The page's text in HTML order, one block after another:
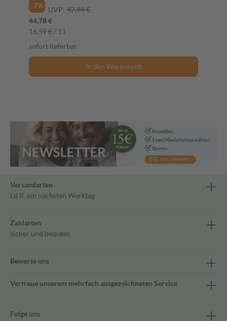
-7%
UVP: 47,94 €
44,78 €
16,59 € / 1 l
sofort lieferbar
In den Warenkorb
Versandarten
i.d.R. am nächsten Werktag
Zahlarten
sicher und bequem
Bewerte uns
Vertraue unserem mehrfach ausgezeichneten Service
Folge uns